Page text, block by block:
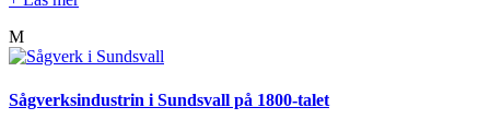
M
Sågverksindustrin i Sundsvall på 1800-talet